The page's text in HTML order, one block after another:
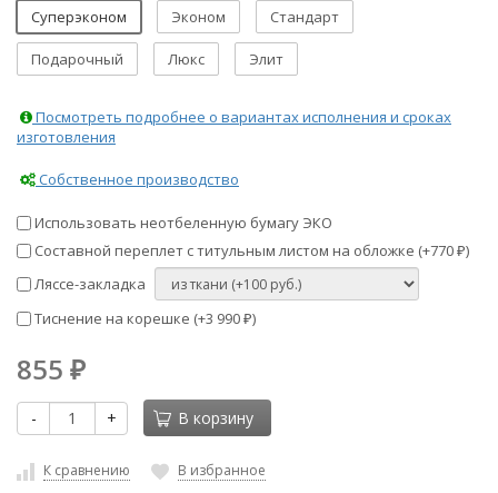
Суперэконом Эконом Стандарт
Подарочный Люкс Элит
Посмотреть подробнее о вариантах исполнения и сроках
изготовления
Собственное производство
Использовать неотбеленную бумагу ЭКО
Составной переплет с титульным листом на обложке (+770 ₽)
Ляссе-закладка
Тиснение на корешке (+3 990 ₽)
855 ₽
- + В корзину
К сравнению В избранное